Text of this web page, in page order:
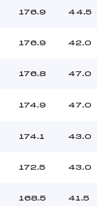
176.9 44.5
176.9 42.0
176.8 47.0
174.9 47.0
174.1 43.0
172.5 43.0
168.5 41.5